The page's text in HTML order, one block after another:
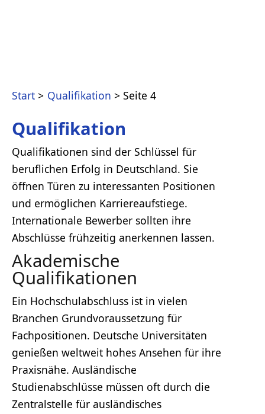
Start Qualifikation Seite 4
Qualifikation
Qualifikationen sind der Schlüssel für
beruflichen Erfolg in Deutschland. Sie
öffnen Türen zu interessanten Positionen
und ermöglichen Karriereaufstiege.
Internationale Bewerber sollten ihre
Abschlüsse frühzeitig anerkennen lassen.
Akademische
Qualifikationen
Ein Hochschulabschluss ist in vielen
Branchen Grundvoraussetzung für
Fachpositionen. Deutsche Universitäten
genießen weltweit hohes Ansehen für ihre
Praxisnähe. Ausländische
Studienabschlüsse müssen oft durch die
Zentralstelle für ausländisches